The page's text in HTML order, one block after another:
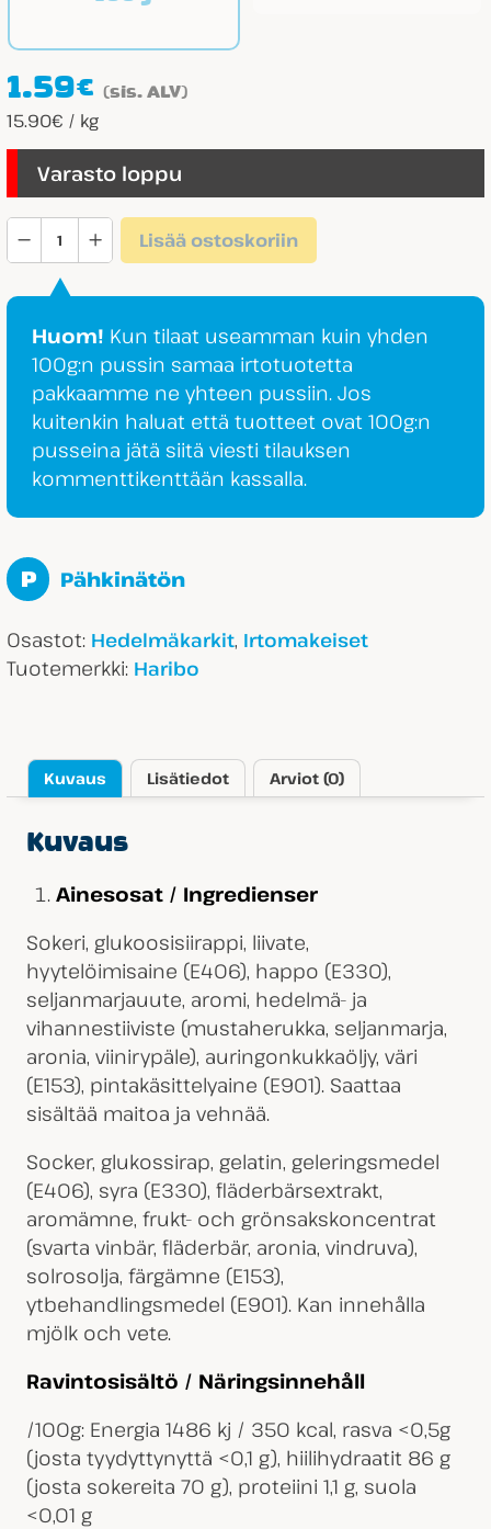
1.59€ (sis. ALV)
15.90€ / kg
Varasto loppu
Haribo
Berries
määrä
Lisää ostoskoriin
Huom! Kun tilaat useamman kuin yhden
100g:n pussin samaa irtotuotetta
pakkaamme ne yhteen pussiin. Jos
kuitenkin haluat että tuotteet ovat 100g:n
pusseina jätä siitä viesti tilauksen
kommenttikenttään kassalla.
P Pähkinätön
Osastot: Hedelmäkarkit, Irtomakeiset
Tuotemerkki: Haribo
Kuvaus Lisätiedot Arviot (0)
Kuvaus
Ainesosat / Ingredienser
Sokeri, glukoosisiirappi, liivate,
hyytelöimisaine (E406), happo (E330),
seljanmarjauute, aromi, hedelmä- ja
vihannestiiviste (mustaherukka, seljanmarja,
aronia, viinirypäle), auringonkukkaöljy, väri
(E153), pintakäsittelyaine (E901). Saattaa
sisältää maitoa ja vehnää.
Socker, glukossirap, gelatin, geleringsmedel
(E406), syra (E330), fläderbärsextrakt,
aromämne, frukt- och grönsakskoncentrat
(svarta vinbär, fläderbär, aronia, vindruva),
solrosolja, färgämne (E153),
ytbehandlingsmedel (E901). Kan innehålla
mjölk och vete.
Ravintosisältö / Näringsinnehåll
/100g: Energia 1486 kj / 350 kcal, rasva <0,5g
(josta tyydyttynyttä <0,1 g), hiilihydraatit 86 g
(josta sokereita 70 g), proteiini 1,1 g, suola
<0,01 g